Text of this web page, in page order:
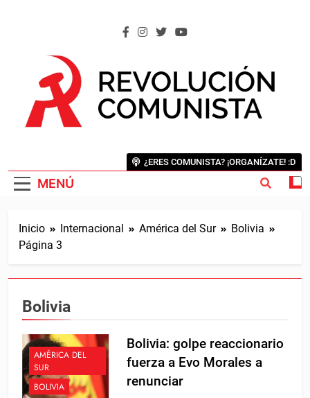
MENÚ
¿ERES COMUNISTA? ¡ORGANÍZATE! :D
Inicio Internacional América del Sur
Bolivia
Página 3
Bolivia
AMÉRICA DEL
SUR
BOLIVIA
Bolivia: golpe reaccionario
fuerza a Evo Morales a
renunciar